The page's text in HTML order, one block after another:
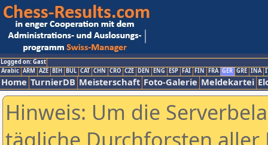
Logged on: Gast
Arabic ARM AZE BIH BUL CAT CHN CRO CZE DEN ENG ESP FAI FIN FRA GER GRE INA
Home TurnierDB Meisterschaft Foto-Galerie Meldekartei
Hinweis: Um die